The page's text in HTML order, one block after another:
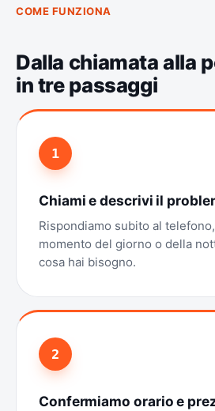
COME FUNZIONA
Dalla chiamata alla
in tre passaggi
1
Chiami e descrivi il
Rispondiamo subito al
momento del giorno o della
cosa hai bisogno.
2
Confermiamo orario e